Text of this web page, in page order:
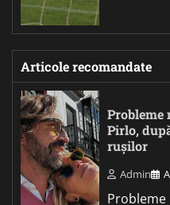
Articole recomandate
Probleme
Pirlo,
rușilor
Admin